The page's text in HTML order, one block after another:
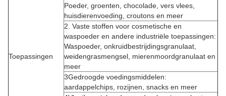
Toepassingen
Poeder, groenten, chocolade, vers vlees,
huisdierenvoeding, croutons en meer
2. Vaste stoffen voor cosmetische en
waspoeder en andere industriële toepassingen:
Waspoeder, onkruidbestrijdingsgranulaat,
weidengrasmengsel, mierenmoordgranulaat en
meer
3Gedroogde voedingsmiddelen:
aardappelchips, rozijnen, snacks en meer